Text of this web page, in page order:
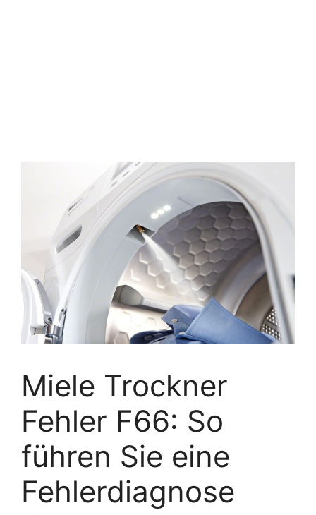
Miele Trockner
Fehler F66: So
führen Sie eine
Fehlerdiagnose